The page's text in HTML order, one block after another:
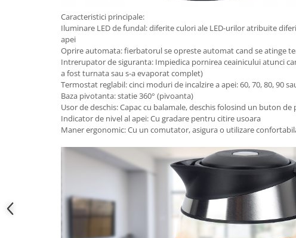
Caracteristici principale:
Iluminare LED de fundal: diferite culori ale LED-urilor atribuite
apei
Oprire automata: fierbatorul se opreste automat cand se atinge
Intrerupator de siguranta: Impiedica pornirea ceainicului atunci
a fost turnata sau s-a evaporat complet)
Termostat reglabil: cinci moduri de incalzire a apei: 60, 70, 80, 90
Baza pivotanta: statie 360° (pivoanta)
Usor de deschis: Capac cu balamale, deschis folosind un buton de
Indicator de nivel al apei: Cu gradare pentru citire usoara
Maner ergonomic: Cu un comutator, asigura o utilizare